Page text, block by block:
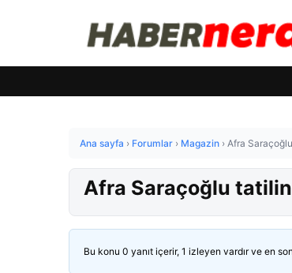
Ana sayfa › Forumlar › Magazin › Afra
Afra Saraçoğlu
Bu konu 0 yanıt içerir, 1 izleyen vardır ve en son